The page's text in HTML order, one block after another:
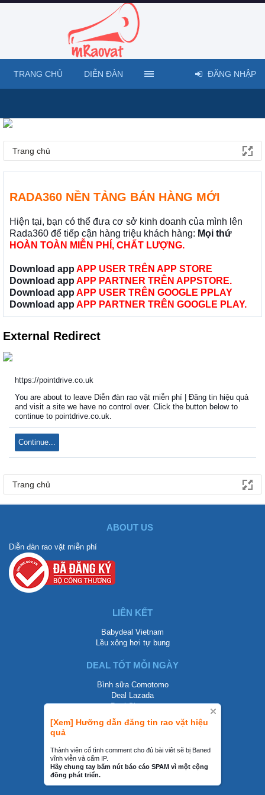
Trang chủ
RADA360 NỀN TẢNG BÁN HÀNG MỚI
Hiện tại, bạn có thể đưa cơ sở kinh doanh của mình lên
Rada360 để tiếp cận hàng triệu khách hàng: Mọi thứ
HOÀN TOÀN MIỄN PHÍ, CHẤT LƯỢNG.
Download app APP USER TRÊN APP STORE
Download app APP PARTNER TRÊN APPSTORE.
Download app APP USER TRÊN GOOGLE PPLAY
Download app APP PARTNER TRÊN GOOGLE PLAY.
[Xem] Hưỡng dẫn đăng tin rao vặt hiệu
quả
Thành viên cố tình comment cho đủ bài viêt sẽ bị Baned
vĩnh viễn và cấm IP.
Hãy chung tay bấm nút báo cáo SPAM vì một cộng
đồng phát triển.
External Redirect
https://pointdrive.co.uk
You are about to leave Diễn đàn rao vặt miễn phí | Đăng tin hiệu quả
and visit a site we have no control over. Click the button below to
continue to pointdrive.co.uk.
Continue...
Trang chủ
TRANG CHỦ DIỄN ĐÀN ĐĂNG NHẬP
ABOUT US
Diễn đàn rao vặt miễn phí
LIÊN KẾT
Babydeal Vietnam
Lều xông hơi tự bung
DEAL TỐT MỖI NGÀY
Bình sữa Comotomo
Deal Lazada
Deal Shopee
LIÊN HỆ
0858002468
contact@mraovat.vn